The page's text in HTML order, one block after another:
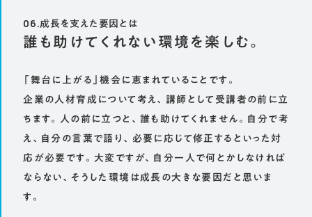
06.成長を支えた要因とは
誰も助けてくれない環境を楽しむ。
「舞台に上がる」機会に恵まれていることです。
企業の人材育成について考え、講師として受講者の前に立
ちます。人の前に立つと、誰も助けてくれません。自分で考
え、自分の言葉で語り、必要に応じて修正するといった対
応が必要です。大変ですが、自分一人で何とかしなければ
ならない、そうした環境は成長の大きな要因だと思いま
す。